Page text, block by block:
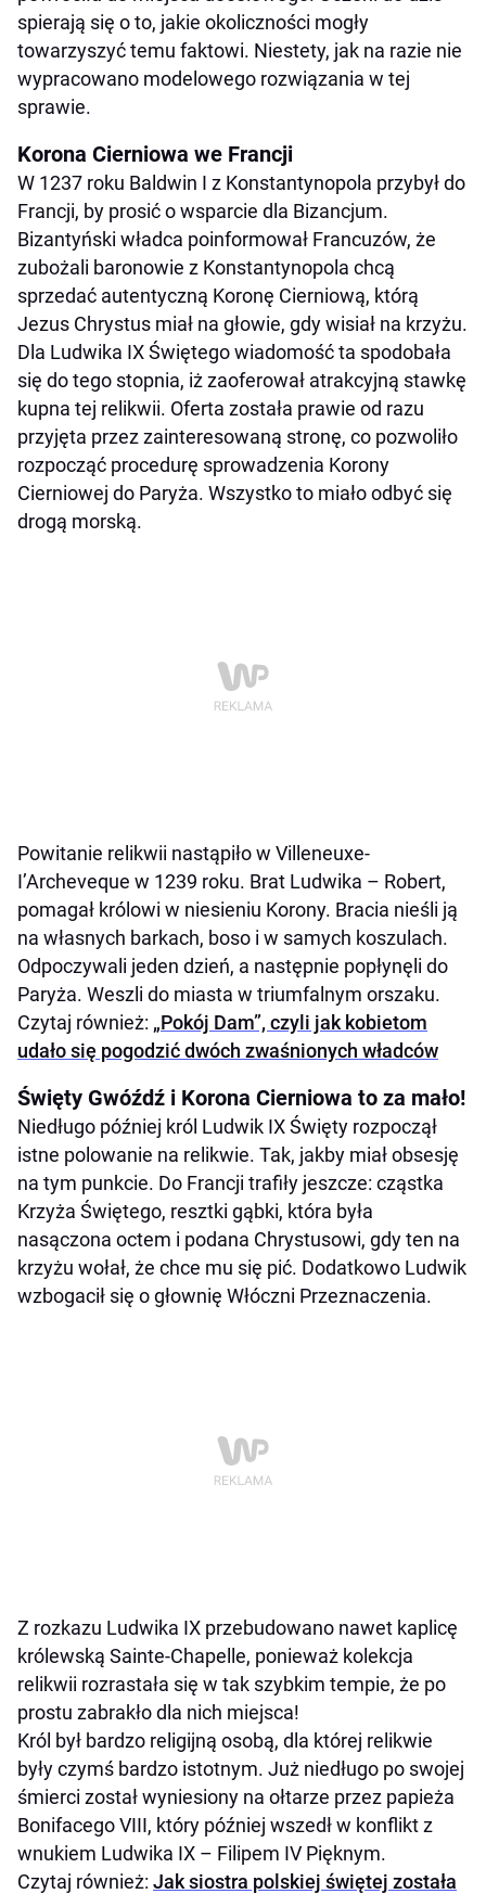
spierają się o to, jakie okoliczności mogły
towarzyszyć temu faktowi. Niestety, jak na razie nie
wypracowano modelowego rozwiązania w tej
sprawie.
Korona Cierniowa we Francji
W 1237 roku Baldwin I z Konstantynopola przybył do
Francji, by prosić o wsparcie dla Bizancjum.
Bizantyński władca poinformował Francuzów, że
zubożali baronowie z Konstantynopola chcą
sprzedać autentyczną Koronę Cierniową, którą
Jezus Chrystus miał na głowie, gdy wisiał na krzyżu.
Dla Ludwika IX Świętego wiadomość ta spodobała
się do tego stopnia, iż zaoferował atrakcyjną stawkę
kupna tej relikwii. Oferta została prawie od razu
przyjęta przez zainteresowaną stronę, co pozwoliło
rozpocząć procedurę sprowadzenia Korony
Cierniowej do Paryża. Wszystko to miało odbyć się
drogą morską.
Powitanie relikwii nastąpiło w Villeneuxe-
I’Archeveque w 1239 roku. Brat Ludwika – Robert,
pomagał królowi w niesieniu Korony. Bracia nieśli ją
na własnych barkach, boso i w samych koszulach.
Odpoczywali jeden dzień, a następnie popłynęli do
Paryża. Weszli do miasta w triumfalnym orszaku.
Czytaj również: „Pokój Dam”, czyli jak kobietom
udało się pogodzić dwóch zwaśnionych władców
Święty Gwóźdź i Korona Cierniowa to za mało!
Niedługo później król Ludwik IX Święty rozpoczął
istne polowanie na relikwie. Tak, jakby miał obsesję
na tym punkcie. Do Francji trafiły jeszcze: cząstka
Krzyża Świętego, resztki gąbki, która była
nasączona octem i podana Chrystusowi, gdy ten na
krzyżu wołał, że chce mu się pić. Dodatkowo Ludwik
wzbogacił się o głownię Włóczni Przeznaczenia.
Z rozkazu Ludwika IX przebudowano nawet kaplicę
królewską Sainte-Chapelle, ponieważ kolekcja
relikwii rozrastała się w tak szybkim tempie, że po
prostu zabrakło dla nich miejsca!
Król był bardzo religijną osobą, dla której relikwie
były czymś bardzo istotnym. Już niedługo po swojej
śmierci został wyniesiony na ołtarze przez papieża
Bonifacego VIII, który później wszedł w konflikt z
wnukiem Ludwika IX – Filipem IV Pięknym.
Czytaj również: Jak siostra polskiej świętej została